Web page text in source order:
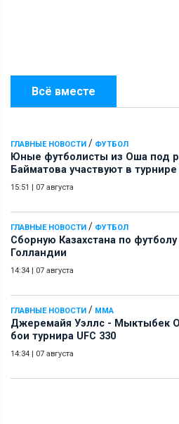
Всё вместе
ГЛАВНЫЕ НОВОСТИ / ФУТБОЛ
Юные футболисты из Оша под
Байматова участвуют в турнире
15:51 07 августа
ГЛАВНЫЕ НОВОСТИ / ФУТБОЛ
Сборную Казахстана по
Голландии
14:34 07 августа
ГЛАВНЫЕ НОВОСТИ / ММА
Джеремайя Уэллс - Мыктыбек
бои турнира UFC 330
14:34 07 августа